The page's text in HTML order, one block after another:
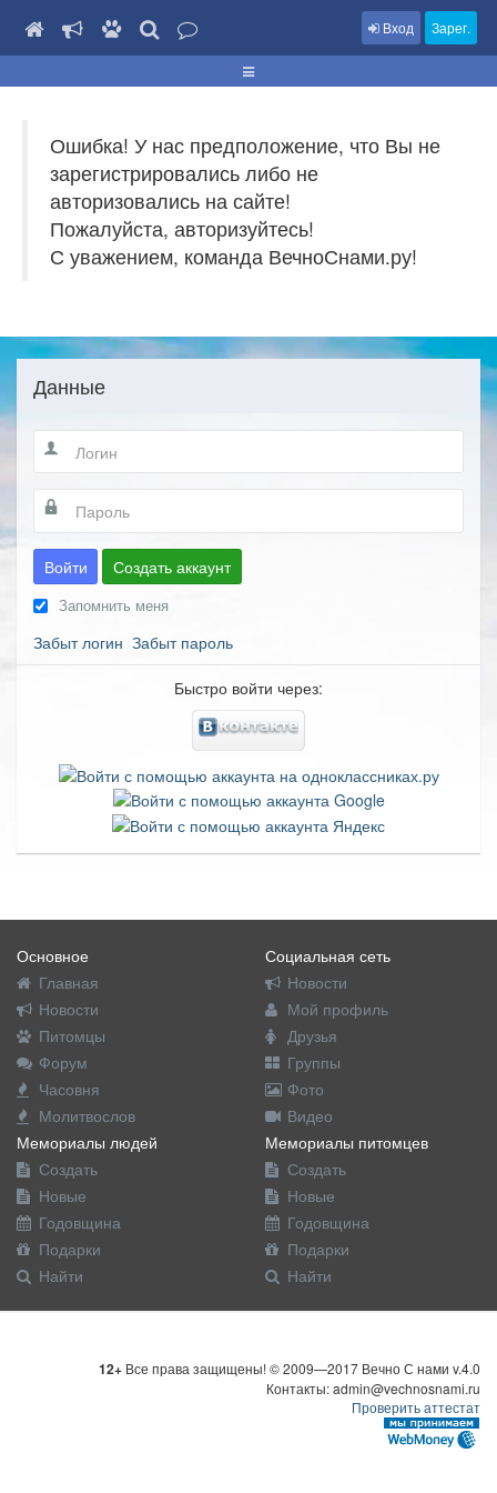
Вход Зарег.
Ошибка! У нас предположение, что Вы не
зарегистрировались либо не
авторизовались на сайте!
Пожалуйста, авторизуйтесь!
С уважением, команда ВечноСнами.ру!
Данные
Войти Создать аккаунт
Запомнить меня
Забыт логин Забыт пароль
Быстро войти через:
Основное
Главная
Новости
Питомцы
Форум
Часовня
Молитвослов
Социальная сеть
Новости
Мой профиль
Друзья
Группы
Фото
Видео
Мемориалы людей
Создать
Новые
Годовщина
Подарки
Найти
Мемориалы питомцев
Создать
Новые
Годовщина
Подарки
Найти
12+ Все права защищены! © 2009—2017 Вечно С нами v.4.0
Контакты: admin@vechnosnami.ru
Проверить аттестат